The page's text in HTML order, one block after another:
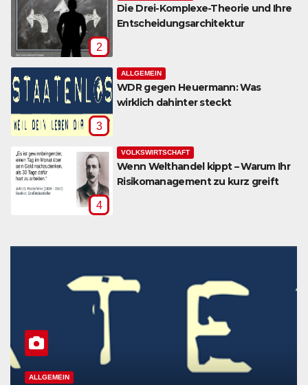
2
Die Drei-Komplexe-Theorie und Ihre
Entscheidungsarchitektur
3
ALLGEMEIN
WDR gegen Heuermann: Was
wirklich dahinter steckt
4
VOLKSWIRTSCHAFT
Wenn Welthandel kippt – Warum Ihr
Risikomanagement zu kurz greift
ALLGEMEIN